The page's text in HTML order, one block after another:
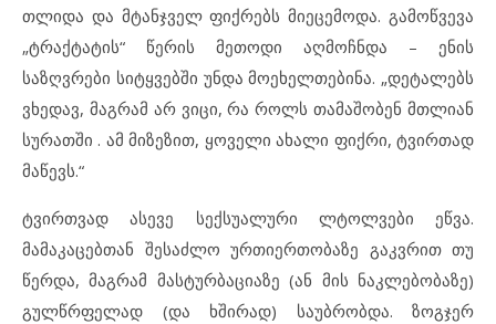
თლიდა და მტანჯველ ფიქრებს მიეცემოდა. გამოწვევა
„ტრაქტატის“ წერის მეთოდი აღმოჩნდა – ენის
საზღვრები სიტყვებში უნდა მოეხელთებინა. „დეტალებს
ვხედავ, მაგრამ არ ვიცი, რა როლს თამაშობენ მთლიან
სურათში . ამ მიზეზით, ყოველი ახალი ფიქრი, ტვირთად
მაწევს.“
ტვირთვად ასევე სექსუალური ლტოლვები ეწვა.
მამაკაცებთან შესაძლო ურთიერთობაზე გაკვრით თუ
წერდა, მაგრამ მასტურბაციაზე (ან მის ნაკლებობაზე)
გულწრფელად (და ხშირად) საუბრობდა. ზოგჯერ